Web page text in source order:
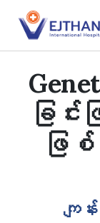
Skip to content
ခြင်
ဖြ
ကျန်